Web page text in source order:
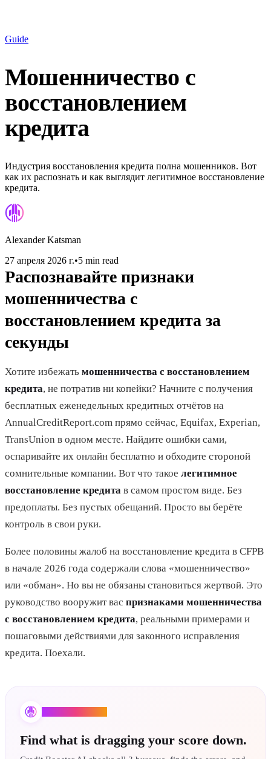
Guide
Мошенничество с
восстановлением
кредита
Индустрия восстановления кредита полна мошенников. Вот
как их распознать и как выглядит легитимное восстановление
кредита.
Alexander Katsman
27 апреля 2026 г.•5 min read
Распознавайте признаки
мошенничества с
восстановлением кредита за
секунды
Хотите избежать мошенничества с восстановлением
кредита, не потратив ни копейки? Начните с получения
бесплатных еженедельных кредитных отчётов на
AnnualCreditReport.com прямо сейчас, Equifax, Experian,
TransUnion в одном месте. Найдите ошибки сами,
оспаривайте их онлайн бесплатно и обходите стороной
сомнительные компании. Вот что такое легитимное
восстановление кредита в самом простом виде. Без
предоплаты. Без пустых обещаний. Просто вы берёте
контроль в свои руки.
Более половины жалоб на восстановление кредита в CFPB
в начале 2026 года содержали слова «мошенничество»
или «обман». Но вы не обязаны становиться жертвой. Это
руководство вооружит вас признаками мошенничества
с восстановлением кредита, реальными примерами и
пошаговыми действиями для законного исправления
кредита. Поехали.
Find what is dragging your score down.